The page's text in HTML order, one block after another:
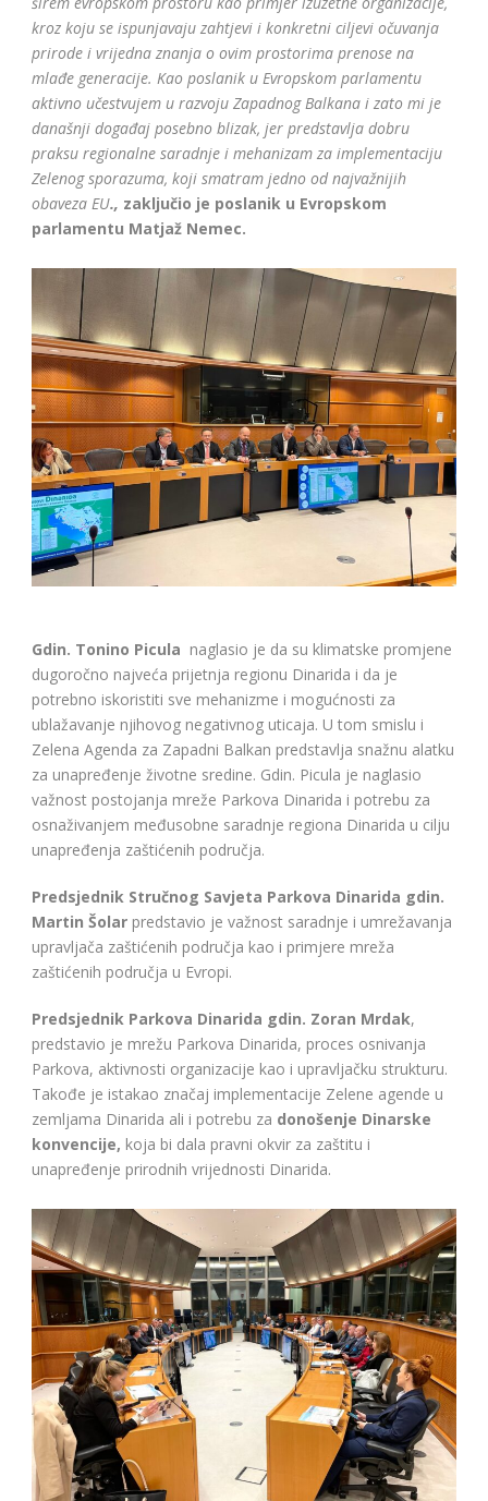
kroz koju se ispunjavaju zahtjevi i konkretni ciljevi očuvanja
prirode i vrijedna znanja o ovim prostorima prenose na
mlađe generacije. Kao poslanik u Evropskom parlamentu
aktivno učestvujem u razvoju Zapadnog Balkana i zato mi je
današnji događaj posebno blizak, jer predstavlja dobru
praksu regionalne saradnje i mehanizam za implementaciju
Zelenog sporazuma, koji smatram jedno od najvažnijih
obaveza EU., zaključio je poslanik u Evropskom
parlamentu Matjaž Nemec.
Gdin. Tonino Picula naglasio je da su klimatske promjene
dugoročno najveća prijetnja regionu Dinarida i da je
potrebno iskoristiti sve mehanizme i mogućnosti za
ublažavanje njihovog negativnog uticaja. U tom smislu i
Zelena Agenda za Zapadni Balkan predstavlja snažnu alatku
za unapređenje životne sredine. Gdin. Picula je naglasio
važnost postojanja mreže Parkova Dinarida i potrebu za
osnaživanjem međusobne saradnje regiona Dinarida u cilju
unapređenja zaštićenih područja.
Predsjednik Stručnog Savjeta Parkova Dinarida gdin.
Martin Šolar predstavio je važnost saradnje i umrežavanja
upravljača zaštićenih područja kao i primjere mreža
zaštićenih područja u Evropi.
Predsjednik Parkova Dinarida gdin. Zoran Mrdak,
predstavio je mrežu Parkova Dinarida, proces osnivanja
Parkova, aktivnosti organizacije kao i upravljačku strukturu.
Takođe je istakao značaj implementacije Zelene agende u
zemljama Dinarida ali i potrebu za donošenje Dinarske
konvencije, koja bi dala pravni okvir za zaštitu i
unapređenje prirodnih vrijednosti Dinarida.